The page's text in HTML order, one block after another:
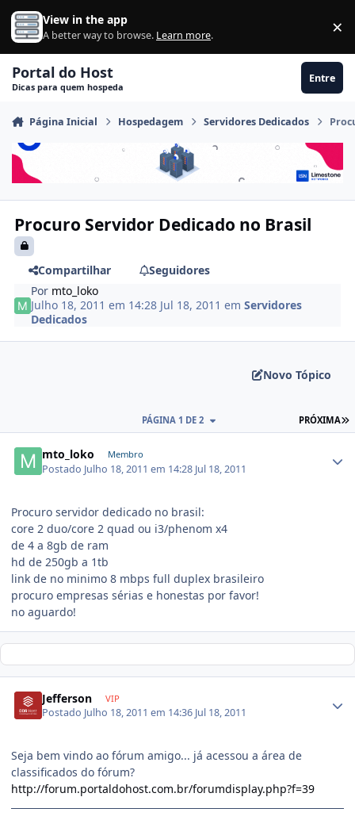
Ir para conteúdo
View in the app
A better way to browse. Learn more. ×
Portal do Host
Dicas para quem hospeda
Entre
Página Inicial Hospedagem Servidores Dedicados
Procuro Servidor Dedicado no Brasil
Compartilhar
Seguidores
Por mto_loko
Julho 18, 2011 em 14:28 Jul 18, 2011 emServidores
Dedicados
Novo Tópico
PRÓXIMA
PÁGINA 1 DE 2
mto_loko Membro
Postado Julho 18, 2011 em 14:28 Jul 18, 2011
Procuro servidor dedicado no brasil:
core 2 duo/core 2 quad ou i3/phenom x4
de 4 a 8gb de ram
hd de 250gb a 1tb
link de no minimo 8 mbps full duplex brasileiro
procuro empresas sérias e honestas por favor!
no aguardo!
Jefferson VIP
Postado Julho 18, 2011 em 14:36 Jul 18, 2011
Seja bem vindo ao fórum amigo... já acessou a área de
classificados do fórum?
http://forum.portaldohost.com.br/forumdisplay.php?f=39